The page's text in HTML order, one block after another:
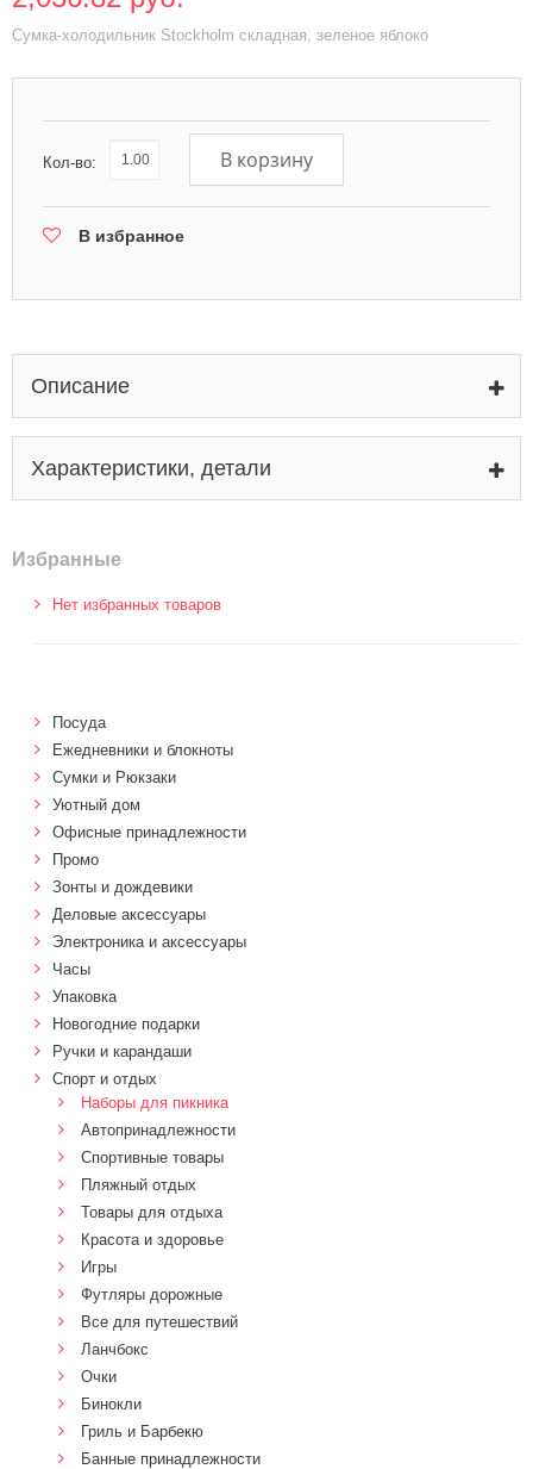
Сумка-холодильник Stockholm складная, зеленое яблоко
Кол-во: В корзину
В избранное
Описание
Характеристики, детали
Избранные
Нет избранных товаров
Посуда
Ежедневники и блокноты
Сумки и Рюкзаки
Уютный дом
Офисные принадлежности
Промо
Зонты и дождевики
Деловые аксессуары
Электроника и аксессуары
Часы
Упаковка
Новогодние подарки
Ручки и карандаши
Спорт и отдых
Наборы для пикника
Автопринадлежности
Спортивные товары
Пляжный отдых
Товары для отдыха
Красота и здоровье
Игры
Футляры дорожные
Все для путешествий
Ланчбокс
Очки
Бинокли
Гриль и Барбекю
Банные принадлежности